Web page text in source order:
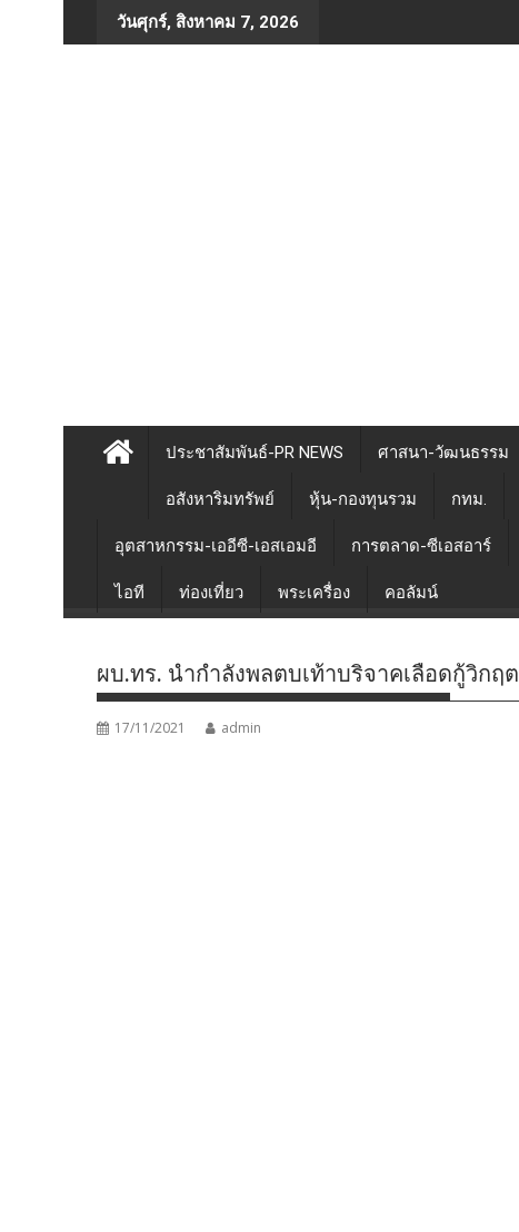
to
วันศุกร์, สิงหาคม 7, 2026
ประชาสัมพันธ์-PR NEWS ศาสนา-วัฒนธรรม
อสังหาริมทรัพย์ หุ้น-กองทุนรวม กทม.
อุตสาหกรรม-เออีซี-เอสเอมอี การตลาด-ซีเอสอาร์
ไอที ท่องเที่ยว พระเครื่อง คอลัมน์
ผบ.ทร. นำกำลังพลตบเท้าบริจาคเลือดกู้วิก
17/11/2021 admin